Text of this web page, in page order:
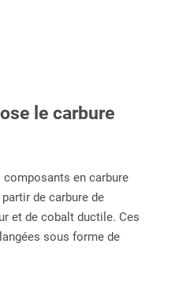
le carbure
en carbure
de carbure de
et de cobalt ductile. Ces
sous forme de